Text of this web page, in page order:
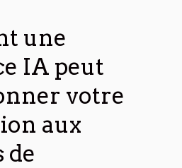
une
IA peut
votre
aux
de